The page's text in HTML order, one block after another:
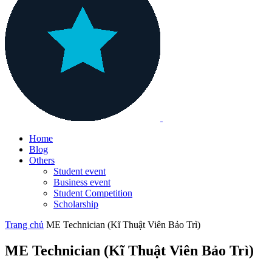
Home
Blog
Others
Student event
Business event
Student Competition
Scholarship
Trang chủ ME Technician (Kĩ Thuật Viên Bảo Trì)
ME Technician (Kĩ Thuật Viên Bảo Trì)